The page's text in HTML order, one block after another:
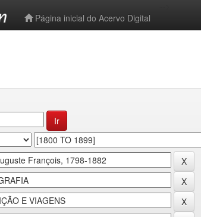
Página inicial do Acervo Digital